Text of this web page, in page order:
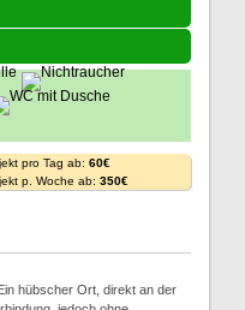
pro Tag ab: 60€
p. Woche ab: 350€
Ein hübscher Ort, direkt an der